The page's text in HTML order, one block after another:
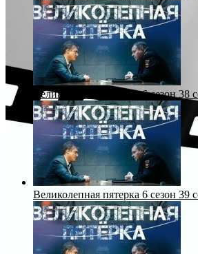
Великолепная пятерка 6 сезон 38
Великолепная пятерка 6 сезон 39